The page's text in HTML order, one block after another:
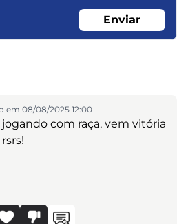
Enviar
em 08/08/2025 12:00
com raça, vem vitória